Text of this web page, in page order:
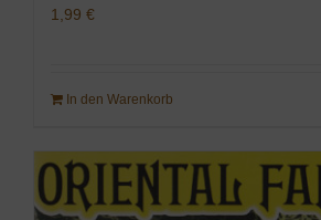
1,99 €
In den Warenkorb